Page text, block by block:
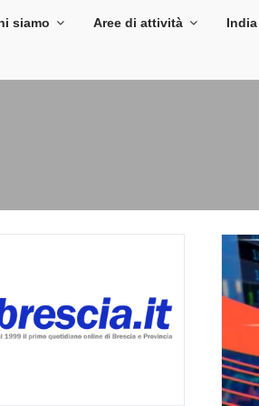
siamo Aree di attività India